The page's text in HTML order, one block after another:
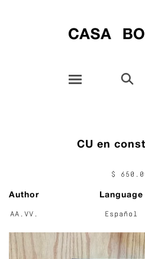
CU en
$
Author
AA.VV.
Language
Español